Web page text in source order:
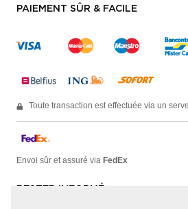
PAIEMENT SÛR & FACILE
Toute transaction est effectuée via un
Envoi sûr et assuré via FedEx